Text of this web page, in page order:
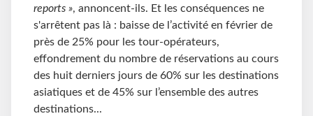
reports », annoncent-ils. Et les conséquences ne
s'arrêtent pas là : baisse de l’activité en février de
près de 25% pour les tour-opérateurs,
effondrement du nombre de réservations au cours
des huit derniers jours de 60% sur les destinations
asiatiques et de 45% sur l’ensemble des autres
destinations...